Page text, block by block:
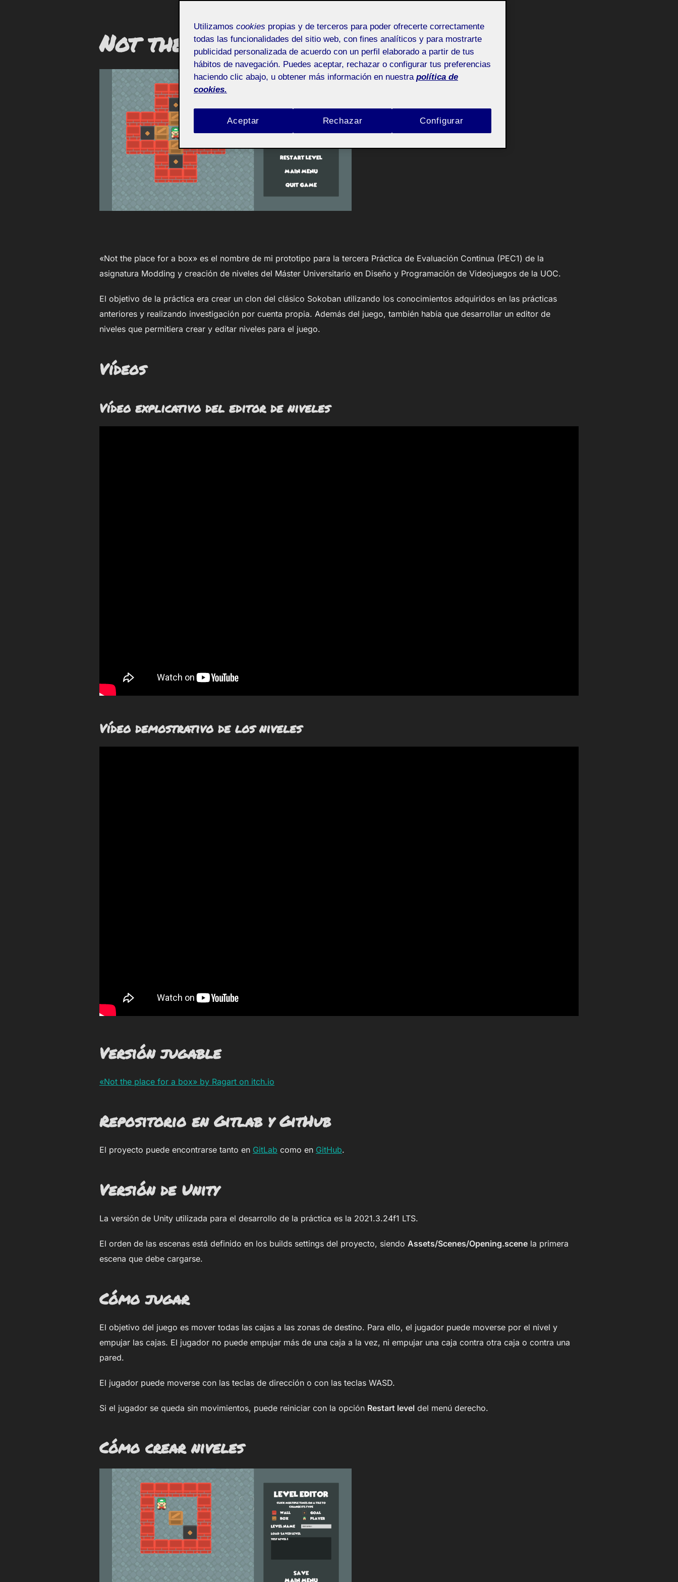
Not the place for a box
«Not the place for a box» es el nombre de mi prototipo para la tercera Práctica de Evaluación Continua (PEC1) de la
asignatura Modding y creación de niveles del Máster Universitario en Diseño y Programación de Videojuegos de la UOC.
El objetivo de la práctica era crear un clon del clásico Sokoban utilizando los conocimientos adquiridos en las prácticas
anteriores y realizando investigación por cuenta propia. Además del juego, también había que desarrollar un editor de
niveles que permitiera crear y editar niveles para el juego.
Vídeos
Vídeo explicativo del editor de niveles
Vídeo demostrativo de los niveles
Versión jugable
«Not the place for a box» by Ragart on itch.io
Repositorio en Gitlab y GitHub
El proyecto puede encontrarse tanto en GitLab como en GitHub.
Versión de Unity
La versión de Unity utilizada para el desarrollo de la práctica es la 2021.3.24f1 LTS.
El orden de las escenas está definido en los builds settings del proyecto, siendo Assets/Scenes/Opening.scene la primera
escena que debe cargarse.
Cómo jugar
El objetivo del juego es mover todas las cajas a las zonas de destino. Para ello, el jugador puede moverse por el nivel y
empujar las cajas. El jugador no puede empujar más de una caja a la vez, ni empujar una caja contra otra caja o contra una
pared.
El jugador puede moverse con las teclas de dirección o con las teclas WASD.
Si el jugador se queda sin movimientos, puede reiniciar con la opción Restart level del menú derecho.
Cómo crear niveles
Utilizamos cookies propias y de terceros para poder ofrecerte correctamente
todas las funcionalidades del sitio web, con fines analíticos y para mostrarte
publicidad personalizada de acuerdo con un perfil elaborado a partir de tus
hábitos de navegación. Puedes aceptar, rechazar o configurar tus preferencias
haciendo clic abajo, u obtener más información en nuestra política de
cookies.
Rechazar
Aceptar Configurar